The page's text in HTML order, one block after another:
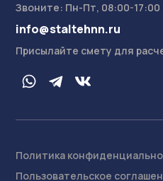
Звоните: Пн-Пт, 08:00-17:00
info@staltehnn.ru
Присылайте
Политика
Пользовательское